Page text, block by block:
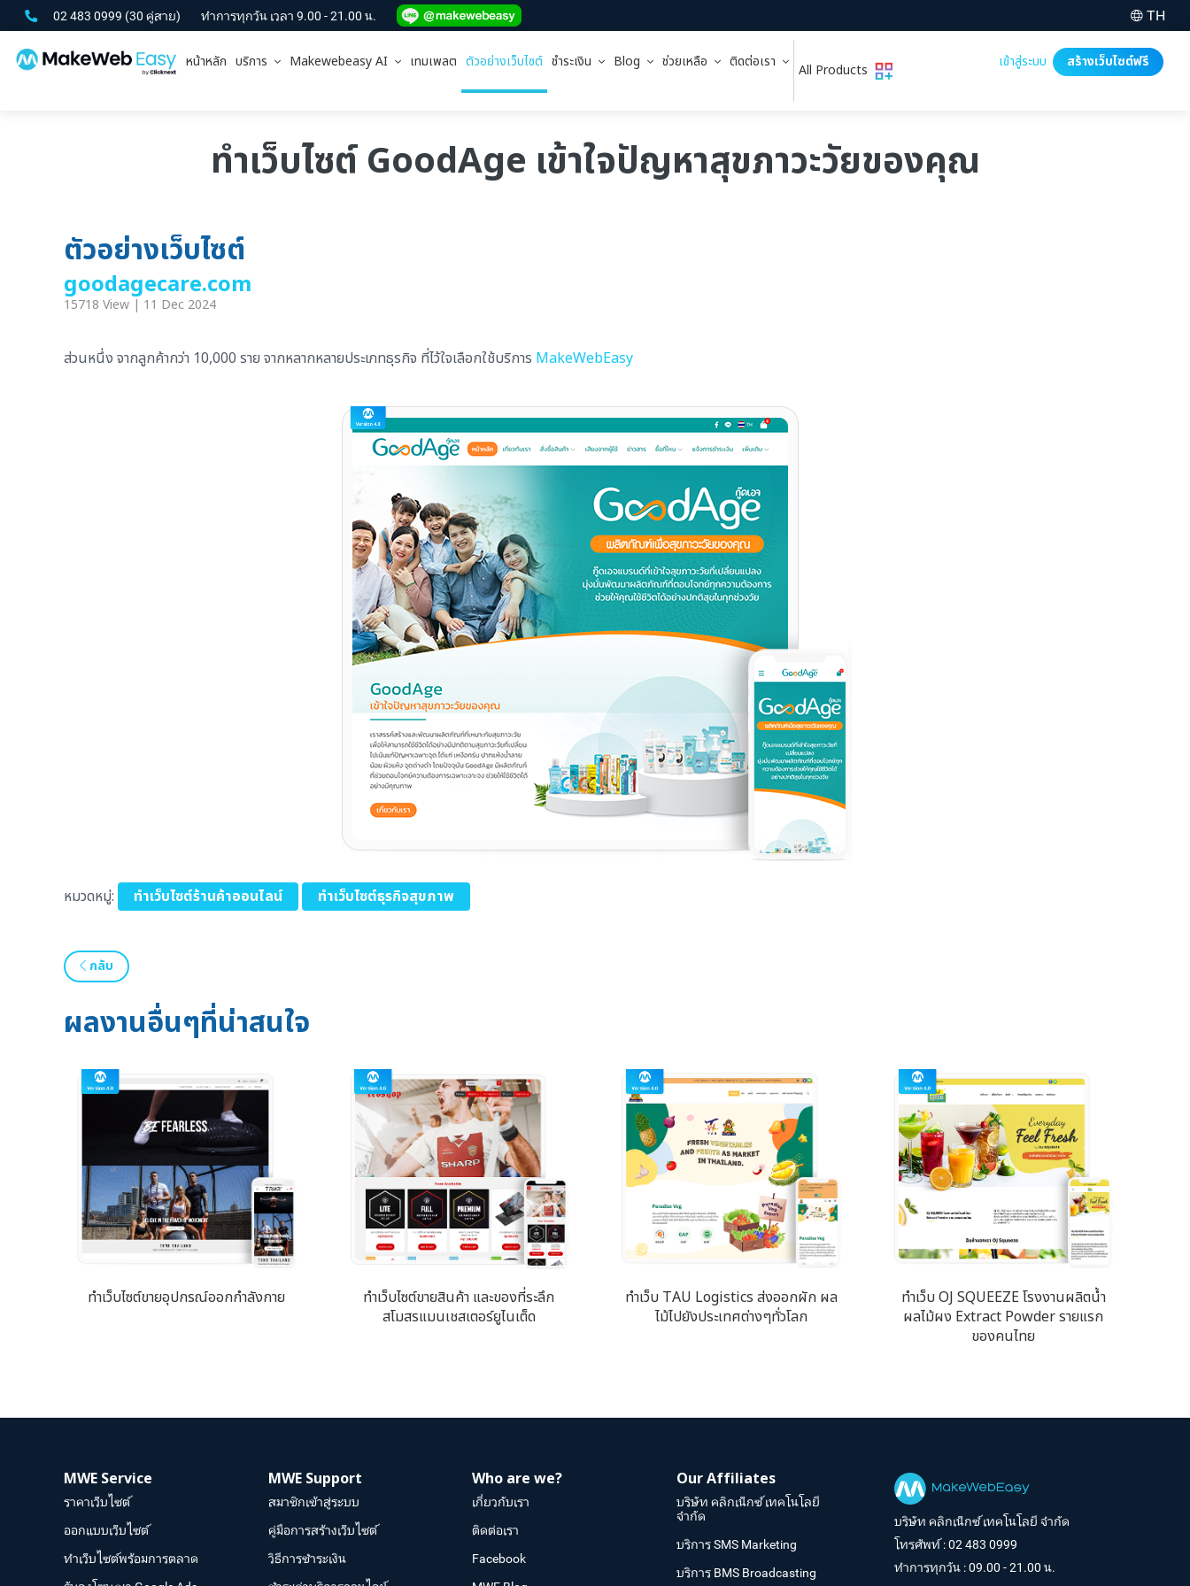
02 483 0999 (30 คู่สาย) ทำการทุกวัน เวลา 9.00 - 21.00 น. TH
หน้าหลัก บริการ Makewebeasy AI เทมเพลต ตัวอย่างเว็บไซต์ ชำระเงิน Blog ช่วยเหลือ ติดต่อเรา All Products เข้าสู่ระบบ สร้างเว็บไซต์ฟรี
ทำเว็บไซต์ GoodAge เข้าใจปัญหาสุขภาวะวัยของคุณ
ตัวอย่างเว็บไซต์
goodagecare.com
15718 View | 11 Dec 2024
ส่วนหนึ่ง จากลูกค้ากว่า 10,000 ราย จากหลากหลายประเภทธุรกิจ ที่ไว้ใจเลือกใช้บริการ MakeWebEasy
หมวดหมู่: ทำเว็บไซต์ร้านค้าออนไลน์ ทำเว็บไซต์ธุรกิจสุขภาพ
กลับ
ผลงานอื่นๆที่น่าสนใจ
ทำเว็บไซต์ขายอุปกรณ์ออกกำลังกาย
ทำเว็บไซต์ขายสินค้า และของที่ระลึก
สโมสรแมนเชสเตอร์ยูไนเต็ด
ทำเว็บ TAU Logistics ส่งออกผัก ผล
ไม้ไปยังประเทศต่างๆทั่วโลก
ทำเว็บ OJ SQUEEZE โรงงานผลิตน้ำ
ผลไม้ผง Extract Powder รายแรก
ของคนไทย
MWE Service
ราคาเว็บไซต์
ออกแบบเว็บไซต์
ทำเว็บไซต์พร้อมการตลาด
MWE Support
สมาชิกเข้าสู่ระบบ
คู่มือการสร้างเว็บไซต์
วิธีการชำระเงิน
Who are we?
เกี่ยวกับเรา
ติดต่อเรา
Facebook
Our Affiliates
บริษัท คลิกเน็กซ์ เทคโนโลยี
จำกัด
บริการ SMS Marketing
บริการ BMS Broadcasting
บริษัท คลิกเน็กซ์ เทคโนโลยี จำกัด
โทรศัพท์ :02 483 0999
ทำการทุกวัน : 09.00 - 21.00 น.